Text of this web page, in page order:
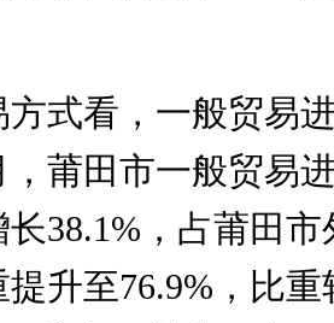
看，一般贸易进
莆田市一般贸易
38.1%，占莆田
升至76.9%，比